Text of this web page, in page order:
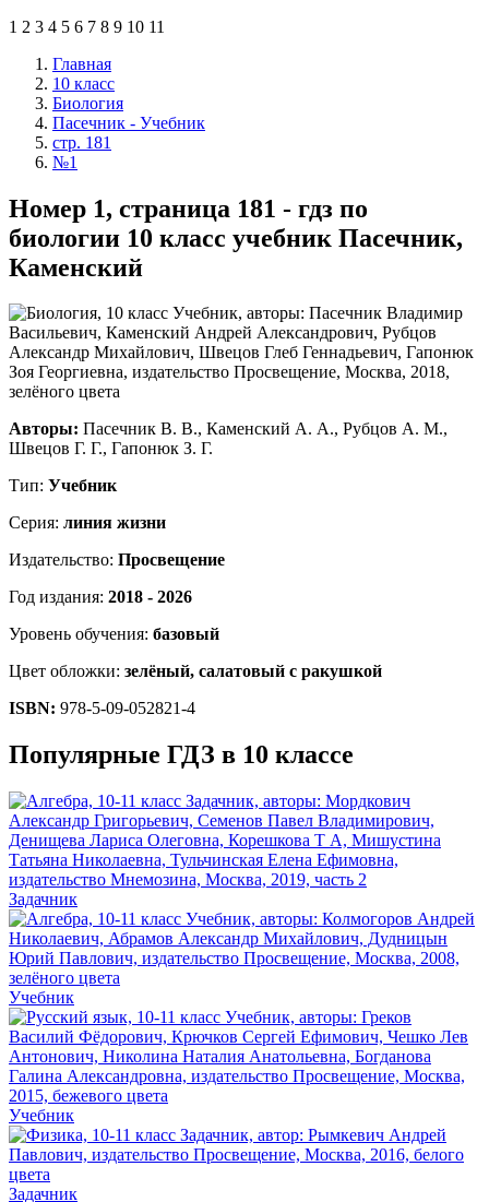
1 2 3 4 5 6 7 8 9 10 11
Главная
10 класс
Биология
Пасечник - Учебник
стр. 181
№1
Номер 1, страница 181 - гдз по
биологии 10 класс учебник Пасечник,
Каменский
Авторы: Пасечник В. В., Каменский А. А., Рубцов А. М.,
Швецов Г. Г., Гапонюк З. Г.
Тип: Учебник
Серия: линия жизни
Издательство: Просвещение
Год издания: 2018 - 2026
Уровень обучения: базовый
Цвет обложки: зелёный, салатовый с ракушкой
ISBN: 978-5-09-052821-4
Популярные ГДЗ в 10 классе
Задачник
Учебник
Учебник
Задачник